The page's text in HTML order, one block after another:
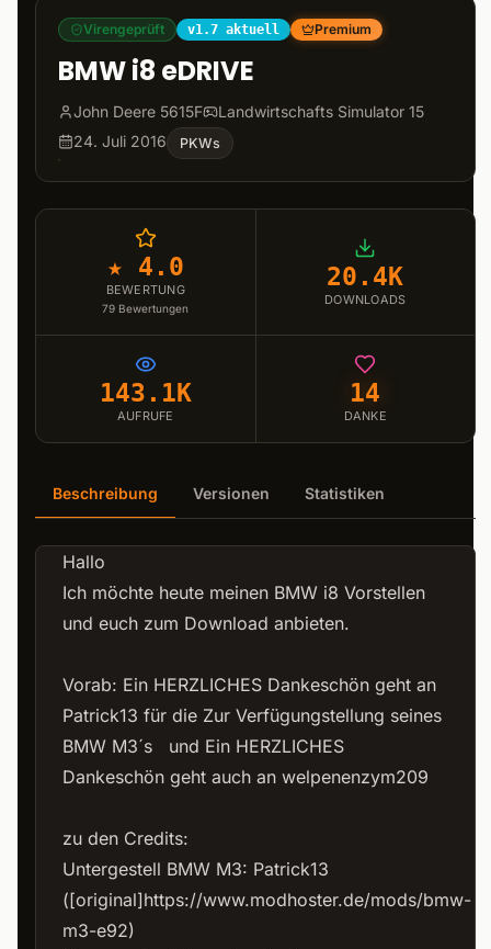
Virengeprüft v1.7 aktuell Premium
BMW i8 eDRIVE
John Deere 5615F
Landwirtschafts Simulator 15
24. Juli 2016
PKWs
★ 4.0
BEWERTUNG
79 Bewertungen
20.4K
DOWNLOADS
143.1K
AUFRUFE
14
DANKE
Beschreibung Versionen Statistiken
Hallo
Ich möchte heute meinen BMW i8 Vorstellen
und euch zum Download anbieten.
Vorab: Ein HERZLICHES Dankeschön geht an
Patrick13 für die Zur Verfügungstellung seines
BMW M3´s und Ein HERZLICHES
Dankeschön geht auch an welpenenzym209
zu den Credits:
Untergestell BMW M3: Patrick13
([original]https://www.modhoster.de/mods/bmw-
m3-e92)